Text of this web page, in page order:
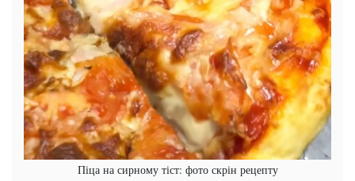
Піца на сирному тіст: фото скрін рецепту